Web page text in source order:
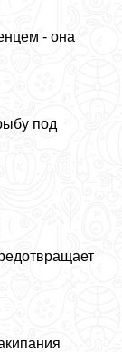
- она
под